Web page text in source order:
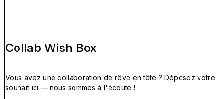
Collab Wish Box
Vous avez une collaboration de rêve en tête ? Déposez votre
souhait ici — nous sommes à l'écoute !